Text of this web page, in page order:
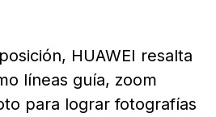
HUAWEI resalta
líneas guía, zoom
para lograr fotografías